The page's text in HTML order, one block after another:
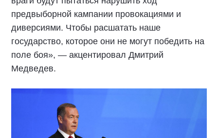
предвыборной кампании провокациями и
диверсиями. Чтобы расшатать наше
государство, которое они не могут победить на
поле боя», — акцентировал Дмитрий
Медведев.